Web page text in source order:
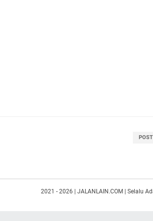
2021 - 2026 | JALANLAIN.COM | Selalu